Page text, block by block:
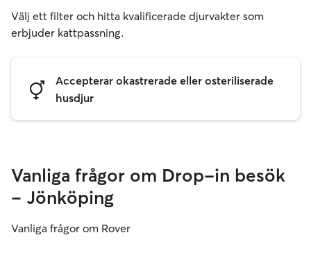
Välj ett filter och hitta kvalificerade djurvakter som
erbjuder kattpassning.
Accepterar okastrerade eller osteriliserade
husdjur
Vanliga frågor om Drop-in besök
– Jönköping
Vanliga frågor om Rover